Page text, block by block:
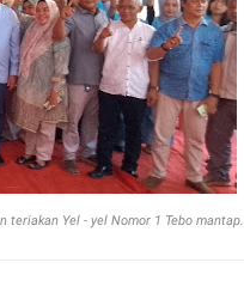
teriakan Yel - yel Nomor 1 Tebo mantap.